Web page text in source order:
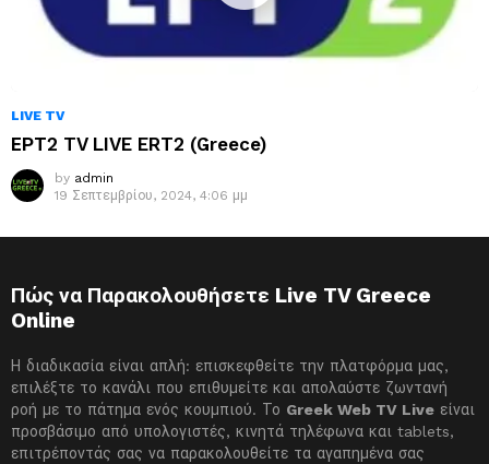
LIVE TV
ΕΡΤ2 TV LIVE ERT2 (Greece)
by admin
19 Σεπτεμβρίου, 2024, 4:06 μμ
Πώς να Παρακολουθήσετε Live TV Greece
Online
Η διαδικασία είναι απλή: επισκεφθείτε την πλατφόρμα μας,
επιλέξτε το κανάλι που επιθυμείτε και απολαύστε ζωντανή
ροή με το πάτημα ενός κουμπιού. Το Greek Web TV Live είναι
προσβάσιμο από υπολογιστές, κινητά τηλέφωνα και tablets,
επιτρέποντάς σας να παρακολουθείτε τα αγαπημένα σας